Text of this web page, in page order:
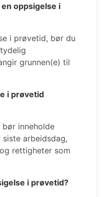
oppsigelse i
i prøvetid, bør du
grunnen(e) til
i prøvetid
inneholde
arbeidsdag,
rettigheter som
i prøvetid?